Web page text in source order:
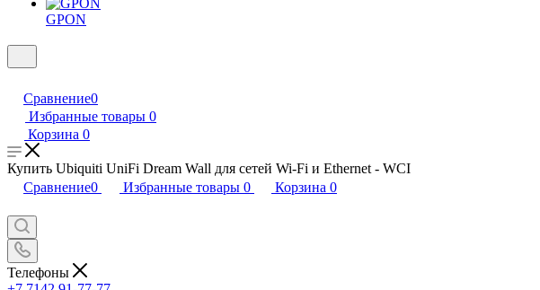
GPON
Сравнение0
Избранные товары 0
Корзина 0
Купить Ubiquiti UniFi Dream Wall для сетей Wi-Fi и Ethernet - WCI
Сравнение0 Избранные товары 0 Корзина 0
Телефоны